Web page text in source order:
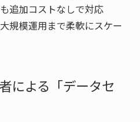
追加コストなしで対応
規模運用まで柔軟にスケー
による「データセ